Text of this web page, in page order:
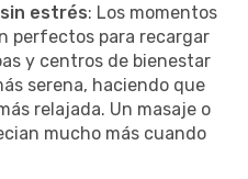
estrés: Los momentos
perfectos para recargar
y centros de bienestar
serena, haciendo que
relajada. Un masaje o
mucho más cuando